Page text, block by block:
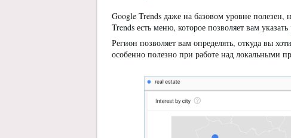
Google Trends даже на базовом уровне полезен,
Trends есть меню, которое позволяет вам
Регион позволяет вам определять, откуда вы
особенно полезно при работе над локальными